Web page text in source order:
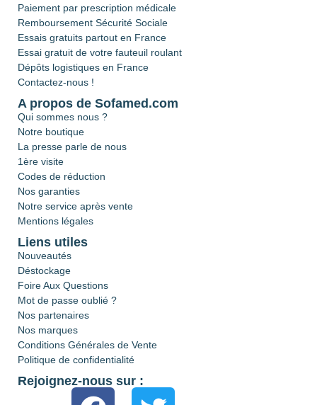
Paiement par prescription médicale
Remboursement Sécurité Sociale
Essais gratuits partout en France
Essai gratuit de votre fauteuil roulant
Dépôts logistiques en France
Contactez-nous !
A propos de Sofamed.com
Qui sommes nous ?
Notre boutique
La presse parle de nous
1ère visite
Codes de réduction
Nos garanties
Notre service après vente
Mentions légales
Liens utiles
Nouveautés
Déstockage
Foire Aux Questions
Mot de passe oublié ?
Nos partenaires
Nos marques
Conditions Générales de Vente
Politique de confidentialité
Rejoignez-nous sur :